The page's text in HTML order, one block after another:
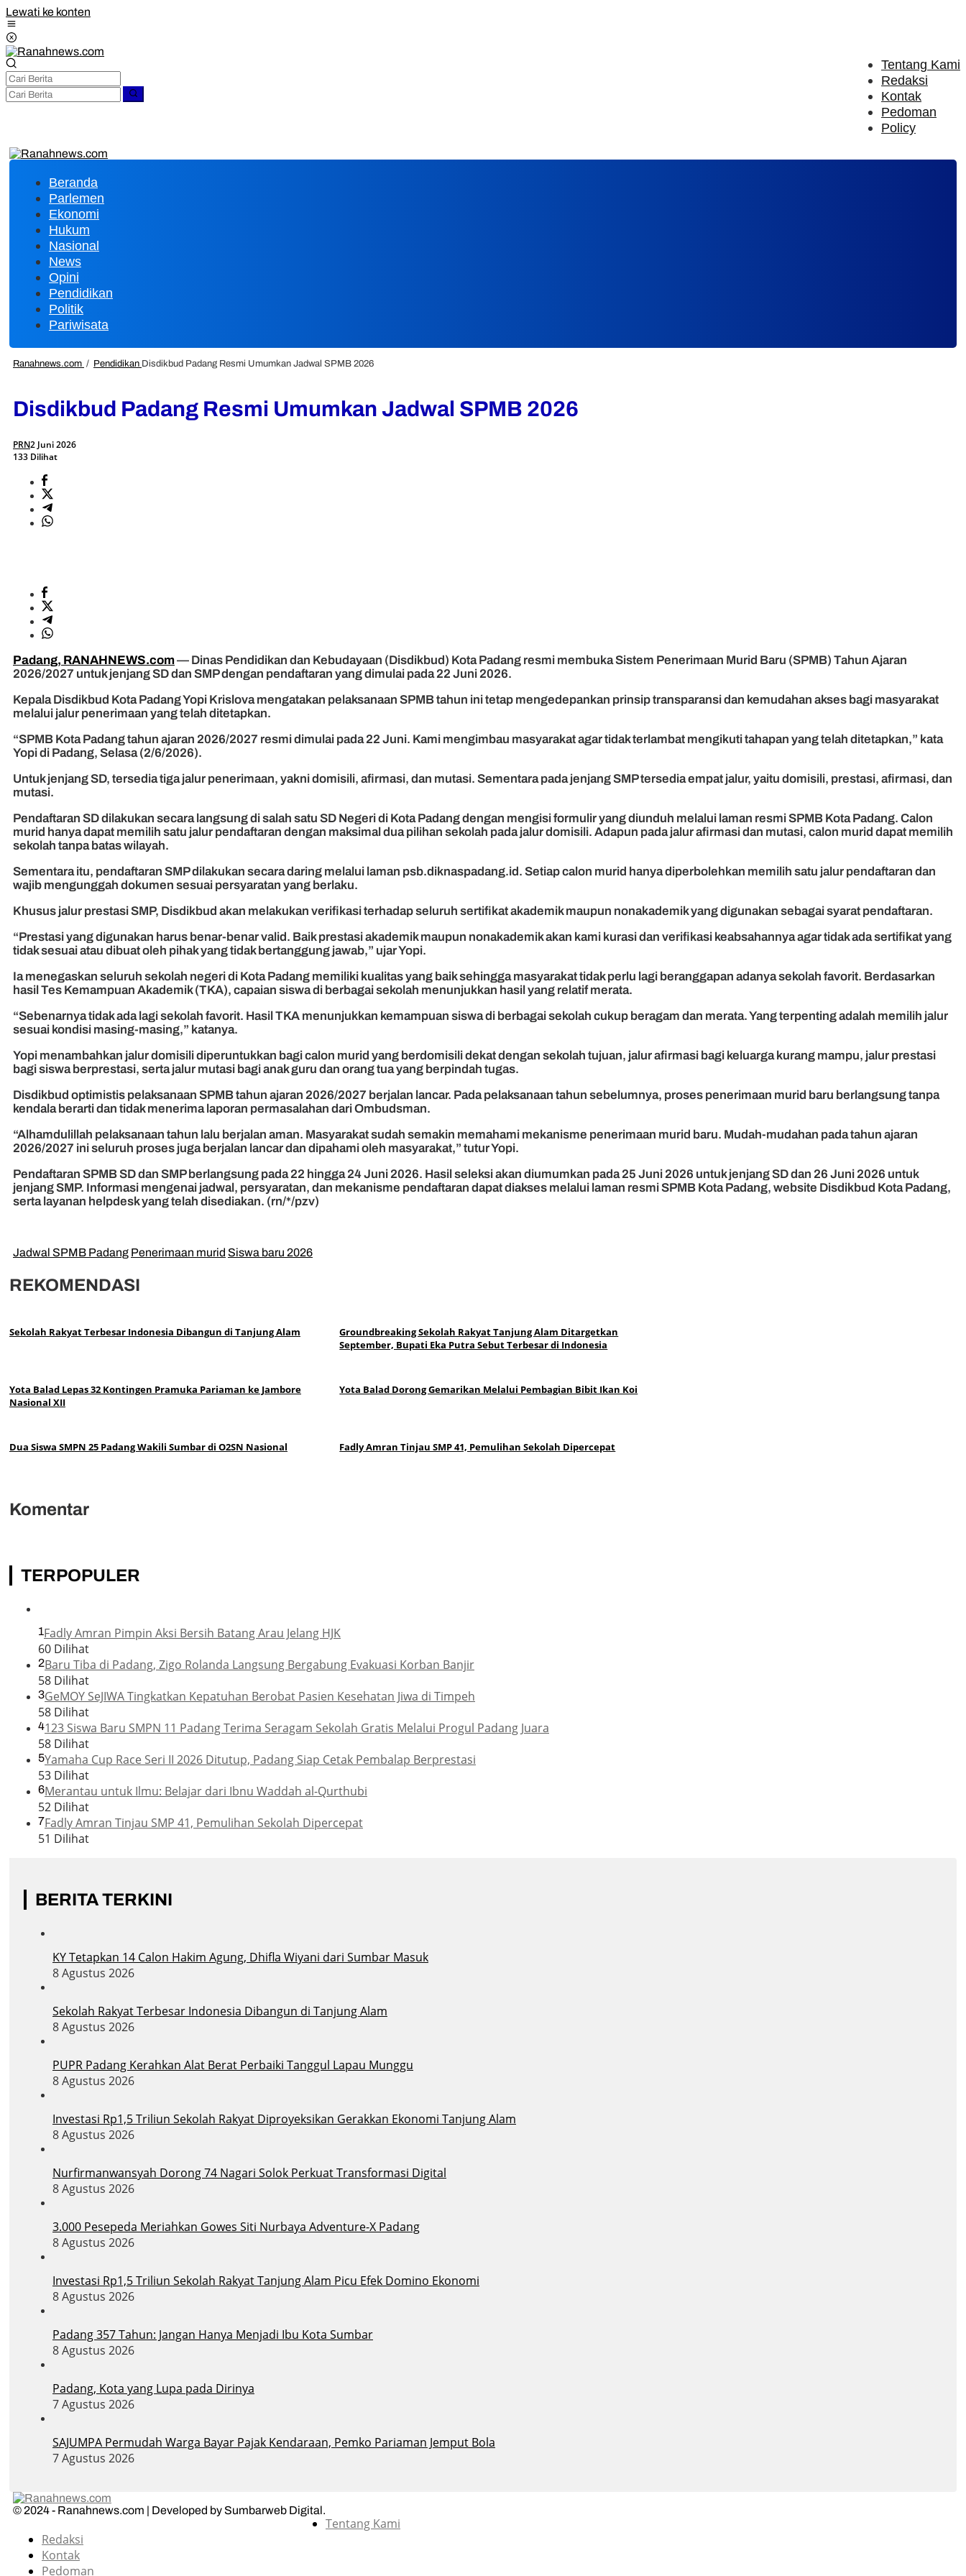
Lewati ke konten
Tentang Kami
Redaksi
Kontak
Pedoman
Policy
Beranda
Parlemen
Ekonomi
Hukum
Nasional
News
Opini
Pendidikan
Politik
Pariwisata
Ranahnews.com / Pendidikan Disdikbud Padang Resmi Umumkan Jadwal SPMB 2026
Disdikbud Padang Resmi Umumkan Jadwal SPMB 2026
PRN2 Juni 2026
133 Dilihat
Padang, RANAHNEWS.com— Dinas Pendidikan dan Kebudayaan (Disdikbud) Kota Padang resmi membuka Sistem Penerimaan Murid Baru (SPMB) Tahun Ajaran
2026/2027 untuk jenjang SD dan SMP dengan pendaftaran yang dimulai pada 22 Juni 2026.
Kepala Disdikbud Kota Padang Yopi Krislova mengatakan pelaksanaan SPMB tahun ini tetap mengedepankan prinsip transparansi dan kemudahan akses bagi masyarakat
melalui jalur penerimaan yang telah ditetapkan.
“SPMB Kota Padang tahun ajaran 2026/2027 resmi dimulai pada 22 Juni. Kami mengimbau masyarakat agar tidak terlambat mengikuti tahapan yang telah ditetapkan,” kata
Yopi di Padang, Selasa (2/6/2026).
Untuk jenjang SD, tersedia tiga jalur penerimaan, yakni domisili, afirmasi, dan mutasi. Sementara pada jenjang SMP tersedia empat jalur, yaitu domisili, prestasi, afirmasi, dan
mutasi.
Pendaftaran SD dilakukan secara langsung di salah satu SD Negeri di Kota Padang dengan mengisi formulir yang diunduh melalui laman resmi SPMB Kota Padang. Calon
murid hanya dapat memilih satu jalur pendaftaran dengan maksimal dua pilihan sekolah pada jalur domisili. Adapun pada jalur afirmasi dan mutasi, calon murid dapat memilih
sekolah tanpa batas wilayah.
Sementara itu, pendaftaran SMP dilakukan secara daring melalui laman psb.diknaspadang.id. Setiap calon murid hanya diperbolehkan memilih satu jalur pendaftaran dan
wajib mengunggah dokumen sesuai persyaratan yang berlaku.
Khusus jalur prestasi SMP, Disdikbud akan melakukan verifikasi terhadap seluruh sertifikat akademik maupun nonakademik yang digunakan sebagai syarat pendaftaran.
“Prestasi yang digunakan harus benar-benar valid. Baik prestasi akademik maupun nonakademik akan kami kurasi dan verifikasi keabsahannya agar tidak ada sertifikat yang
tidak sesuai atau dibuat oleh pihak yang tidak bertanggung jawab,” ujar Yopi.
Ia menegaskan seluruh sekolah negeri di Kota Padang memiliki kualitas yang baik sehingga masyarakat tidak perlu lagi beranggapan adanya sekolah favorit. Berdasarkan
hasil Tes Kemampuan Akademik (TKA), capaian siswa di berbagai sekolah menunjukkan hasil yang relatif merata.
“Sebenarnya tidak ada lagi sekolah favorit. Hasil TKA menunjukkan kemampuan siswa di berbagai sekolah cukup beragam dan merata. Yang terpenting adalah memilih jalur
sesuai kondisi masing-masing,” katanya.
Yopi menambahkan jalur domisili diperuntukkan bagi calon murid yang berdomisili dekat dengan sekolah tujuan, jalur afirmasi bagi keluarga kurang mampu, jalur prestasi
bagi siswa berprestasi, serta jalur mutasi bagi anak guru dan orang tua yang berpindah tugas.
Disdikbud optimistis pelaksanaan SPMB tahun ajaran 2026/2027 berjalan lancar. Pada pelaksanaan tahun sebelumnya, proses penerimaan murid baru berlangsung tanpa
kendala berarti dan tidak menerima laporan permasalahan dari Ombudsman.
“Alhamdulillah pelaksanaan tahun lalu berjalan aman. Masyarakat sudah semakin memahami mekanisme penerimaan murid baru. Mudah-mudahan pada tahun ajaran
2026/2027 ini seluruh proses juga berjalan lancar dan dipahami oleh masyarakat,” tutur Yopi.
Pendaftaran SPMB SD dan SMP berlangsung pada 22 hingga 24 Juni 2026. Hasil seleksi akan diumumkan pada 25 Juni 2026 untuk jenjang SD dan 26 Juni 2026 untuk
jenjang SMP. Informasi mengenai jadwal, persyaratan, dan mekanisme pendaftaran dapat diakses melalui laman resmi SPMB Kota Padang, website Disdikbud Kota Padang,
serta layanan helpdesk yang telah disediakan. (rn/*/pzv)
Jadwal SPMB Padang Penerimaan murid Siswa baru 2026
REKOMENDASI
Sekolah Rakyat Terbesar Indonesia Dibangun di Tanjung Alam
Groundbreaking Sekolah Rakyat Tanjung Alam Ditargetkan
September, Bupati Eka Putra Sebut Terbesar di Indonesia
Yota Balad Lepas 32 Kontingen Pramuka Pariaman ke Jambore
Nasional XII
Yota Balad Dorong Gemarikan Melalui Pembagian Bibit Ikan Koi
Dua Siswa SMPN 25 Padang Wakili Sumbar di O2SN Nasional Fadly Amran Tinjau SMP 41, Pemulihan Sekolah Dipercepat
Komentar
TERPOPULER
1Fadly Amran Pimpin Aksi Bersih Batang Arau Jelang HJK
60 Dilihat
2Baru Tiba di Padang, Zigo Rolanda Langsung Bergabung Evakuasi Korban Banjir
58 Dilihat
3GeMOY SeJIWA Tingkatkan Kepatuhan Berobat Pasien Kesehatan Jiwa di Timpeh
58 Dilihat
4123 Siswa Baru SMPN 11 Padang Terima Seragam Sekolah Gratis Melalui Progul Padang Juara
58 Dilihat
5Yamaha Cup Race Seri II 2026 Ditutup, Padang Siap Cetak Pembalap Berprestasi
53 Dilihat
6Merantau untuk Ilmu: Belajar dari Ibnu Waddah al-Qurthubi
52 Dilihat
7Fadly Amran Tinjau SMP 41, Pemulihan Sekolah Dipercepat
51 Dilihat
BERITA TERKINI
KY Tetapkan 14 Calon Hakim Agung, Dhifla Wiyani dari Sumbar Masuk
8 Agustus 2026
Sekolah Rakyat Terbesar Indonesia Dibangun di Tanjung Alam
8 Agustus 2026
PUPR Padang Kerahkan Alat Berat Perbaiki Tanggul Lapau Munggu
8 Agustus 2026
Investasi Rp1,5 Triliun Sekolah Rakyat Diproyeksikan Gerakkan Ekonomi Tanjung Alam
8 Agustus 2026
Nurfirmanwansyah Dorong 74 Nagari Solok Perkuat Transformasi Digital
8 Agustus 2026
3.000 Pesepeda Meriahkan Gowes Siti Nurbaya Adventure-X Padang
8 Agustus 2026
Investasi Rp1,5 Triliun Sekolah Rakyat Tanjung Alam Picu Efek Domino Ekonomi
8 Agustus 2026
Padang 357 Tahun: Jangan Hanya Menjadi Ibu Kota Sumbar
8 Agustus 2026
Padang, Kota yang Lupa pada Dirinya
7 Agustus 2026
SAJUMPA Permudah Warga Bayar Pajak Kendaraan, Pemko Pariaman Jemput Bola
7 Agustus 2026
© 2024 - Ranahnews.com | Developed by Sumbarweb Digital.
Tentang Kami
Redaksi
Kontak
Pedoman